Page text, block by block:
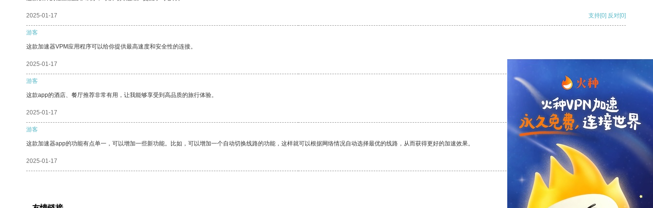
2025-01-17 支持[0] 反对[0]
游客
这款加速器VPM应用程序可以给你提供最高速度和安全性的连接。
2025-01-17
游客
这款app的酒店、餐厅推荐非常有用，让我能够享受到高品质的旅行体验。
2025-01-17 支持 [0] 反对 [0]
游客
这款加速器app的功能有点单一，可以增加一些新功能。比如，可以增加一个自动切换线路的功能，这样就可以根据网络情况自动选择最优的线路，从而获得更好的加速效果。
2025-01-17 支持